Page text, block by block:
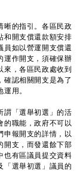
的指引。各區民政
和開支償還款額安排
員如以營運開支償還
運作開支，須確保辦
，各區民政處收到
確認相關開支是為了
用。
「選舉初選」的活
的職能，政府不可以
申報開支的詳情，以
開支，而發還餘下部
也有區議員提交資料
「選舉初選」議員的